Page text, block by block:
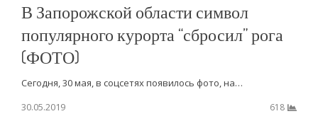
В Запорожской области символ
популярного курорта “сбросил” рога
(ФОТО)
Сегодня, 30 мая, в соцсетях появилось фото, на…
30.05.2019
618